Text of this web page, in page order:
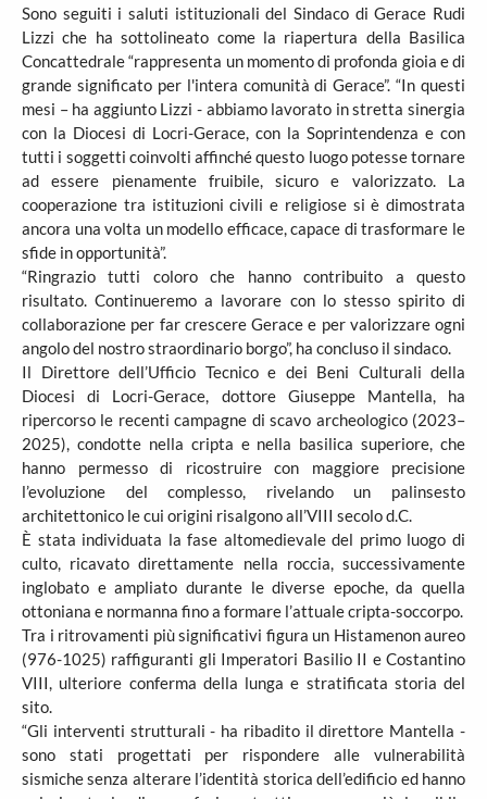
Sono seguiti i saluti istituzionali del Sindaco di Gerace Rudi
Lizzi che ha sottolineato come la riapertura della Basilica
Concattedrale “rappresenta un momento di profonda gioia e di
grande significato per l'intera comunità di Gerace”. “In questi
mesi – ha aggiunto Lizzi - abbiamo lavorato in stretta sinergia
con la Diocesi di Locri-Gerace, con la Soprintendenza e con
tutti i soggetti coinvolti affinché questo luogo potesse tornare
ad essere pienamente fruibile, sicuro e valorizzato. La
cooperazione tra istituzioni civili e religiose si è dimostrata
ancora una volta un modello efficace, capace di trasformare le
sfide in opportunità”.
“Ringrazio tutti coloro che hanno contribuito a questo
risultato. Continueremo a lavorare con lo stesso spirito di
collaborazione per far crescere Gerace e per valorizzare ogni
angolo del nostro straordinario borgo”, ha concluso il sindaco.
Il Direttore dell’Ufficio Tecnico e dei Beni Culturali della
Diocesi di Locri-Gerace, dottore Giuseppe Mantella, ha
ripercorso le recenti campagne di scavo archeologico (2023–
2025), condotte nella cripta e nella basilica superiore, che
hanno permesso di ricostruire con maggiore precisione
l’evoluzione del complesso, rivelando un palinsesto
architettonico le cui origini risalgono all’VIII secolo d.C.
È stata individuata la fase altomedievale del primo luogo di
culto, ricavato direttamente nella roccia, successivamente
inglobato e ampliato durante le diverse epoche, da quella
ottoniana e normanna fino a formare l’attuale cripta-soccorpo.
Tra i ritrovamenti più significativi figura un Histamenon aureo
(976-1025) raffiguranti gli Imperatori Basilio II e Costantino
VIII, ulteriore conferma della lunga e stratificata storia del
sito.
“Gli interventi strutturali - ha ribadito il direttore Mantella -
sono stati progettati per rispondere alle vulnerabilità
sismiche senza alterare l’identità storica dell’edificio ed hanno